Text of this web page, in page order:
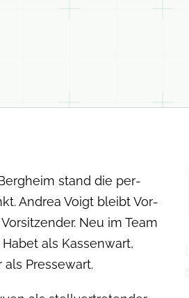
stand die per­
Andrea Voigt bleibt Vor­
Neu im Team
als Kassen­wart,
als Pressewart.